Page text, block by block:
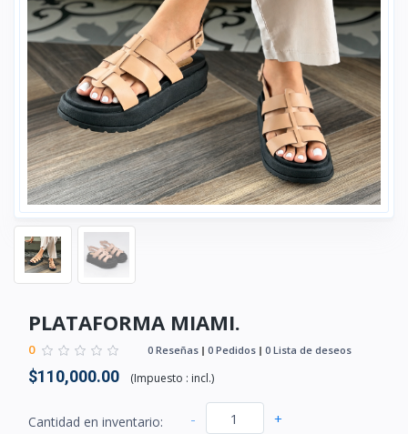
PLATAFORMA MIAMI.
0 0 Reseñas 0 Pedidos 0 Lista de deseos
$110,000.00 (Impuesto : incl.)
Cantidad en inventario: - +